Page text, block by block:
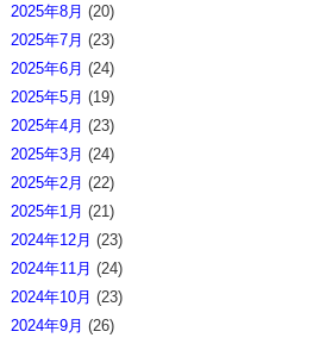
2025年8月 (20)
2025年7月 (23)
2025年6月 (24)
2025年5月 (19)
2025年4月 (23)
2025年3月 (24)
2025年2月 (22)
2025年1月 (21)
2024年12月 (23)
2024年11月 (24)
2024年10月 (23)
2024年9月 (26)